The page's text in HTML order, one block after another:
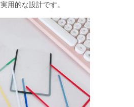
用的な設計です。